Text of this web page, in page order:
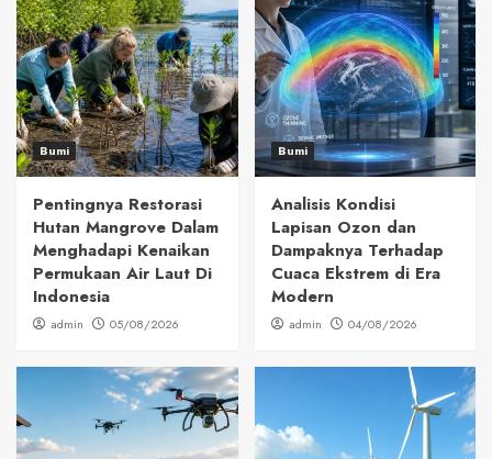
Bumi
Pentingnya Restorasi
Hutan Mangrove Dalam
Menghadapi Kenaikan
Permukaan Air Laut Di
Indonesia
admin 05/08/2026
Bumi
Analisis Kondisi
Lapisan Ozon dan
Dampaknya Terhadap
Cuaca Ekstrem di Era
Modern
admin 04/08/2026